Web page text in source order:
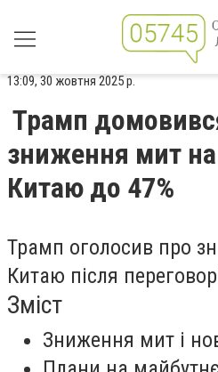
13:09, 30 жовтня 2025 р.
Трамп
зниження мит на
Китаю до 47%
Трамп оголосив про
Китаю після
Зміст
Зниження мит і